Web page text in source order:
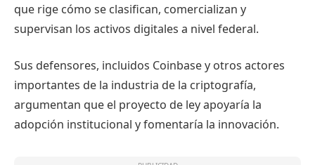
que rige cómo se clasifican, comercializan y
supervisan los activos digitales a nivel federal.
Sus defensores, incluidos Coinbase y otros actores
importantes de la industria de la criptografía,
argumentan que el proyecto de ley apoyaría la
adopción institucional y fomentaría la innovación.